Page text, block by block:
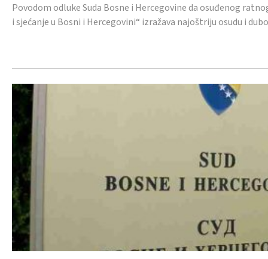
Povodom odluke Suda Bosne i Hercegovine da osuđenog
i sjećanje u Bosni i Hercegovini“ izražava najoštriju osudu i